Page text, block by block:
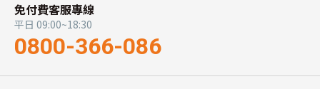
免付費客服專線
平日 09:00~18:30
0800-366-086